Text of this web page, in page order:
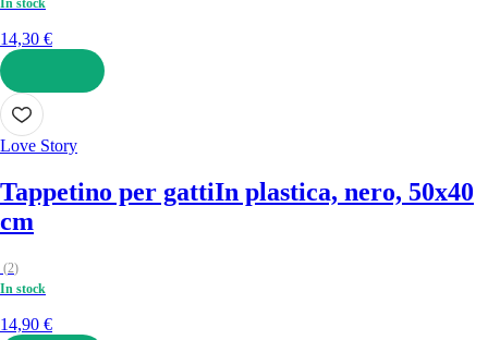
In stock
14,30 €
AGGIUNGI
Love Story
Tappetino per gattiIn plastica, nero, 50x40
cm
(2)
In stock
14,90 €